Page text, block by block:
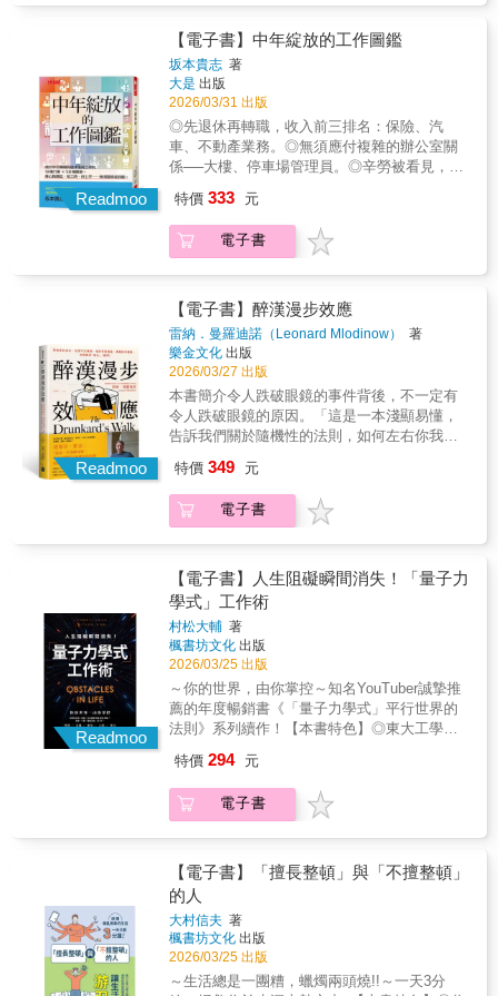
事》
題。他發現，市面上多數的求職網站都是針對
年輕人而設，缺乏寫給中高齡的「退休後求職
資訊」。於是以100項數據與二度就業者的工作
訪談為基礎，統整出19種行業、共100種，中高
齡也能輕鬆上手的職業，這些工作無須證照或
經驗，且體力與心理負擔相對較低。讓你就算
退休，人生更綻放。本書附錄特別整理退休工
作四大排行榜：年收入、勞動時長、就業人
數、年齡結構占比，並依臺灣就業情境補充各
100種退休工作‧收入高，又能發揮既有經驗，
看這裡！業務是全書行業中，平均年薪排名第
一的工作，涵蓋金融、保險、汽車、不動產等
領域，無須重新適應職場節奏，過往人脈資源
也能無痛轉為個人優勢。‧工作負荷輕、低壓
力，I人最適合！公寓、大樓管理員，為什麼是
中高齡首選工作？優勢在於：早起上班、準時
下班，無須應付複雜的辦公室關係。相同性質
的工作還包括停車場、活動中心管理員。不想
長工時？在平均工時最短排名中，清潔人員位
居第二，大樓、建築物、公園、道路……替他
人整理居家空間也在其中。 ‧喜歡被肯定、樂意
幫助他人，中年更綻放！家中子女離家後，生
活難免感到空虛。不妨投入照護工作，如居家
照護、照服員或看護助理；若對特定醫療項目
謝」，還能重溫被家庭依賴的感覺。‧喜歡聊
天、享受新鮮感！E人最適合不用擔心乏味，就
屬服飾、超市及便利商店店員。在餐飲業中，
除了內場或團膳工作，調酒師更能展現人際互
動？擔心體力不如他人？產品包裝員、禮品包
裝員、貼標作業員都是好選擇。想活到老學到
老，可以考慮補習班、家教、觀光導遊。離家
近、不容易被替代的工作又有哪些？精選低壓
力、短工時、好上手、年薪高……無須證照或
經驗，身心負擔低的19種行業 × 100種職業。
Readmoo
【電子書】中年綻放的工作圖鑑
坂本貴志 著
大是 出版
2026/03/31 出版
◎先退休再轉職，收入前三排名：保險、汽
車、不動產業務。◎無須應付複雜的辦公室關
係──大樓、停車場管理員。◎辛勞被看見，還
愛聊天、怕孤單，將人生閱歷變個人優勢──便
利商店、販賣部店員。作者坂本貴志曾任日本
厚生勞動省經濟學家（相當於臺灣衛福部和勞
題。他發現，市面上多數的求職網站都是針對
年輕人而設，缺乏寫給中高齡的「退休後求職
資訊」。於是以100項數據與二度就業者的工作
訪談為基礎，統整出19種行業、共100種，中高
齡也能輕鬆上手的職業，這些工作無須證照或
經驗，且體力與心理負擔相對較低。讓你就算
退休，人生更綻放。本書附錄特別整理退休工
作四大排行榜：年收入、勞動時長、就業人
數、年齡結構占比，並依臺灣就業情境補充各
100種退休工作‧收入高，又能發揮既有經驗，
看這裡！業務是全書行業中，平均年薪排名第
一的工作，涵蓋金融、保險、汽車、不動產等
領域，無須重新適應職場節奏，過往人脈資源
也能無痛轉為個人優勢。‧工作負荷輕、低壓
力，I人最適合！公寓、大樓管理員，為什麼是
中高齡首選工作？優勢在於：早起上班、準時
下班，無須應付複雜的辦公室關係。相同性質
的工作還包括停車場、活動中心管理員。不想
長工時？在平均工時最短排名中，清潔人員位
居第二，大樓、建築物、公園、道路……替他
人整理居家空間也在其中。 ‧喜歡被肯定、樂意
活難免感到空虛。不妨投入照護工作，如居家
照護、照服員或看護助理；若對特定醫療項目
感興趣，住家附近的診所助理也是不錯的選
擇。此類工作不僅能時常收到即時的「感
天、享受新鮮感！E人最適合不用擔心乏味，就
屬服飾、超市及便利商店店員。在餐飲業中，
除了內場或團膳工作，調酒師更能展現人際互
動？擔心體力不如他人？產品包裝員、禮品包
裝員、貼標作業員都是好選擇。想活到老學到
老，可以考慮補習班、家教、觀光導遊。離家
近、不容易被替代的工作又有哪些？精選低壓
特價 333 元
電子書
Readmoo
【電子書】醉漢漫步效應
雷納．曼羅迪諾（Leonard Mlodinow）
著
樂金文化 出版
2026/03/27 出版
本書簡介令人跌破眼鏡的事件背後，不一定有
令人跌破眼鏡的原因。「這是一本淺顯易懂，
告訴我們關於隨機性的法則，如何左右你我生
William Hawking）▍如何提升成功機率，如何
每一次決策都是最適解？．為什麼音樂隨機撥
放永遠不會撥放同一位歌手的歌曲？．程序測
暢銷，布魯斯．威利一炮而紅？隨機過程是自
然界的基本法則，但絕大多數人卻從不曾深入
思考過。「醉漢漫步」是數學界用來描述隨機
動作的詞語，而這樣的形容猶如人生的隱喻，
象徵我們從學校到職場、從單身到成家、從高
爾夫球一號球洞到十八號球洞的路徑。本書作
者美國暢銷科普作家暨物理學家雷納．曼羅迪
諾藉由此書，告訴我們機率如何在生活中扮演
舉足輕重的角色，帶領你我破除成功的迷思與
偏見，並領悟到「很多人之所以會失敗，是因
遙」。 我們除了要認清並感謝自己擁有的好
運，更要學會接受隨機事件可能會令人心碎。
沒有成功不代表不夠好，只是機運尚未來臨。
運、壞事、疾病、戰爭、飢荒的每一個清朗日
子。 「這本書的目標是闡明機率在生活中扮演
的角色，並告訴各位看清它如何在人類的生活
當中產生作用。我由衷希望在全面認識隨機的
概念後，各位讀者會開始從不同的角度看待生
活，並對這個世界有更深層的理解。」──雷
特價 349 元
電子書
Readmoo
【電子書】人生阻礙瞬間消失！「量子力
學式」工作術
村松大輔 著
楓書坊文化 出版
2026/03/25 出版
～你的世界，由你掌控～知名YouTuber誠摯推
薦的年度暢銷書《「量子力學式」平行世界的
法則》系列續作！【本書特色】◎東大工學部
強大的「人生實踐學」！◎深度解析意識的三
大階層，教你從困頓的「物質層」躍升至奇蹟
般的「零點場層」！◎收錄人際、金錢、靈
境——明明拚盡全力衝撞、努力，眼前的阻礙
卻像一堵厚實的高牆，紋絲不動；人際關係僵
持、金錢壓力沉重、時間永遠不夠，感覺人生
已經到了極限，再也無法前進一步。大家都說
靠毅力撐過就好，於是拚命壓抑情緒、硬撐著
挑戰；大家都說要負責任，於是一肩扛下了所
有難關與批評；大家都說要好好解決問題，於
特價 294 元
電子書
【電子書】「擅長整頓」與「不擅整頓」
的人
大村信夫 著
楓書坊文化 出版
2026/03/25 出版
～生活總是一團糟，蠟燭兩頭燒!!～一天3分